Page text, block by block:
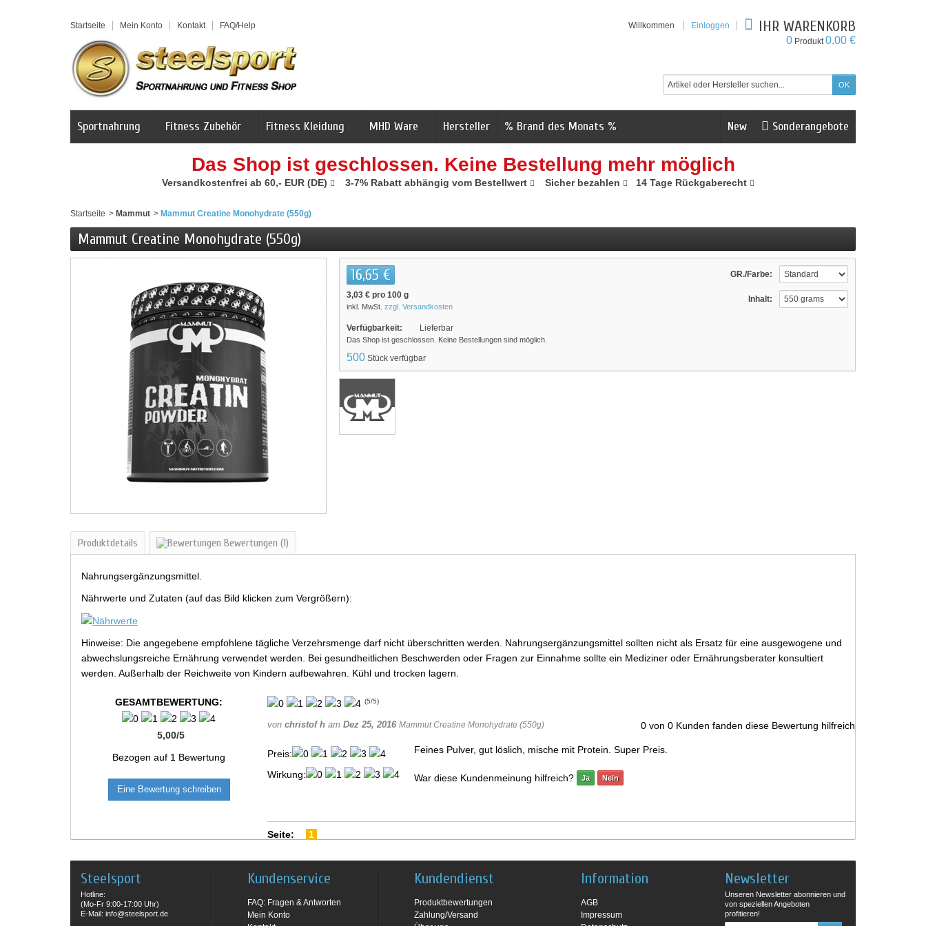
Startseite Mein Konto Kontakt FAQ/Help Willkommen Einloggen IHR WARENKORB
0 Produkt0.00 €
Sonderangebote
New
Sportnahrung Fitness Zubehör Fitness Kleidung MHD Ware Hersteller % Brand des Monats %
Das Shop ist geschlossen. Keine Bestellung mehr möglich
Versandkostenfrei ab 60,- EUR (DE) 3-7% Rabatt abhängig vom Bestellwert Sicher bezahlen 14 Tage Rückgaberecht
Startseite > Mammut > Mammut Creatine Monohydrate (550g)
Mammut Creatine Monohydrate (550g)
GR./Farbe:
Inhalt:
16,65 €
3,03 € pro 100 g
inkl. MwSt. zzgl. Versandkosten
Verfügbarkeit: Lieferbar
Das Shop ist geschlossen. Keine Bestellungen sind möglich.
500 Stück verfügbar
Produktdetails Bewertungen (1)
Nahrungsergänzungsmittel.
Nährwerte und Zutaten (auf das Bild klicken zum Vergrößern):
Hinweise: Die angegebene empfohlene tägliche Verzehrsmenge darf nicht überschritten werden. Nahrungsergänzungsmittel sollten nicht als Ersatz für eine ausgewogene und
abwechslungsreiche Ernährung verwendet werden. Bei gesundheitlichen Beschwerden oder Fragen zur Einnahme sollte ein Mediziner oder Ernährungsberater konsultiert
werden. Außerhalb der Reichweite von Kindern aufbewahren. Kühl und trocken lagern.
GESAMTBEWERTUNG:
5,00/5
Bezogen auf 1 Bewertung
Eine Bewertung schreiben
(5/5)
von christof ham Dez 25, 2016 Mammut Creatine Monohydrate (550g) 0 von 0 Kunden fanden diese Bewertung hilfreich
Preis:
Wirkung:
Feines Pulver, gut löslich, mische mit Protein. Super Preis.
War diese Kundenmeinung hilfreich? Ja Nein
Seite: 1
Steelsport
Hotline:
(Mo-Fr 9:00-17:00 Uhr)
E-Mail: info@steelsport.de
Kundenservice
FAQ: Fragen & Antworten
Mein Konto
Kundendienst
Produktbewertungen
Zahlung/Versand
Information
AGB
Impressum
Newsletter
Unseren Newsletter abonnieren und
von speziellen Angeboten
profitieren!